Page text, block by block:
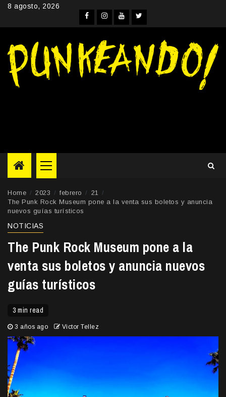
Skip8 agosto, 2026
Facebook
Instagram
YouTube
Twitter
Primary
Menu
Home 2023 febrero
21
The Punk Rock Museum pone a la venta sus boletos y anuncia
nuevos guías turísticos
NOTICIAS
The Punk Rock Museum pone a la
venta sus boletos y anuncia nuevos
guías turísticos
3 min read
3 años ago Victor Tellez